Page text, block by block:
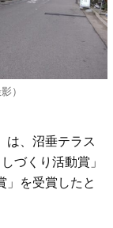
）
は、沼垂テラス
づくり活動賞」
」を受賞したと